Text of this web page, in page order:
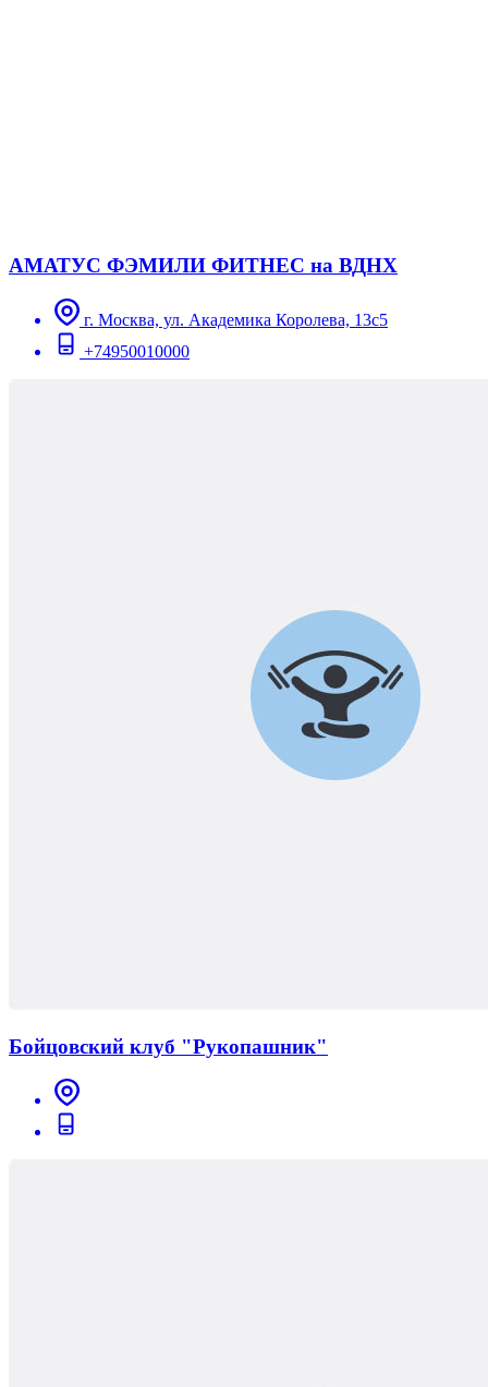
АМАТУС ФЭМИЛИ ФИТНЕС на ВДНХ
г. Москва, ул. Академика Королева, 13с5
+74950010000
Бойцовский клуб "Рукопашник"